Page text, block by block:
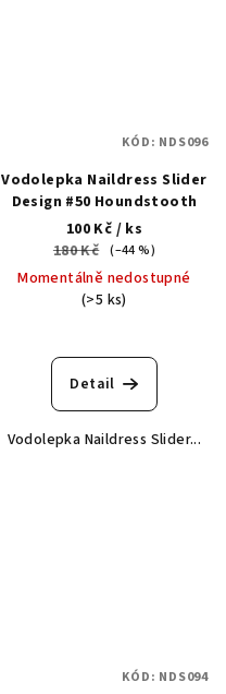
Vodolepka Naildress Slider
Design #50 Houndstooth
100 Kč / ks
180 Kč (–44 %)
Momentálně nedostupné
(>5 ks)
Detail
Vodolepka Naildress Slider...
KÓD: NDS096
KÓD: NDS094